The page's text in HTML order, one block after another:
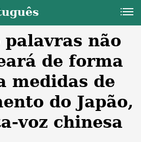
palavras não
de forma
medidas de
do Japão,
voz chinesa